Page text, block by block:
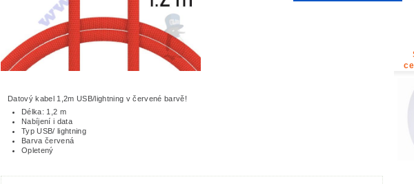
Datový kabel 1,2m USB/lightning v červené barvě!
Délka: 1,2 m
Nabíjení i data
Typ USB/ lightning
Barva červená
Opletený